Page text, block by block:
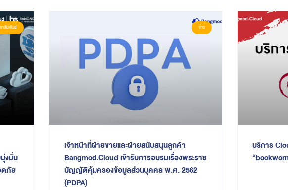
ชาสัมพันธ์
งมั่น
ดภัย
ข่าว
เจ้าหน้าที่ฝ่ายขายและฝ่ายสนับสนุนลูกค้า
Bangmod.Cloud เข้ารับการอบรมเรื่องพระราช
บัญญัติคุ้มครองข้อมูลส่วนบุคคล พ.ศ. 2562
(PDPA)
บริการ